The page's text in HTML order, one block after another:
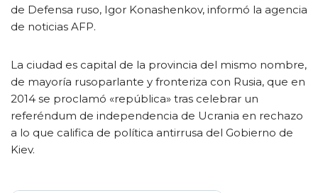
de Defensa ruso, Igor Konashenkov, informó la agencia
de noticias AFP.
La ciudad es capital de la provincia del mismo nombre,
de mayoría rusoparlante y fronteriza con Rusia, que en
2014 se proclamó «república» tras celebrar un
referéndum de independencia de Ucrania en rechazo
a lo que califica de política antirrusa del Gobierno de
Kiev.